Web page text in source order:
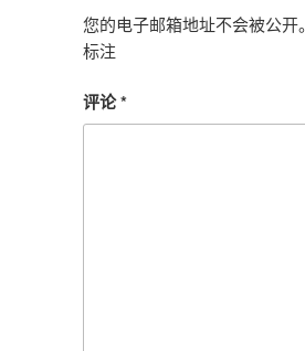
您的电子邮箱地址不会被公开。
标注
评论*